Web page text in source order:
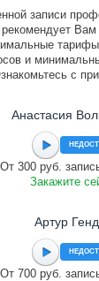
записи
тарифы
и
с
Анастасия
От 300 руб.
Закажите
Артур
От 700 руб.